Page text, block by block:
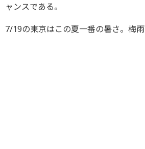
ャンスである。
7/19の東京はこの夏一番の暑さ。梅雨